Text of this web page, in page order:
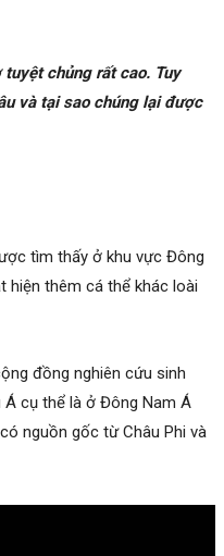
chủng rất cao. Tuy
và tại sao chúng lại được
tìm thấy ở khu vực Đông
hiện thêm cá thể khác loài
đồng nghiên cứu sinh
Á cụ thể là ở Đông Nam Á
nguồn gốc từ Châu Phi và